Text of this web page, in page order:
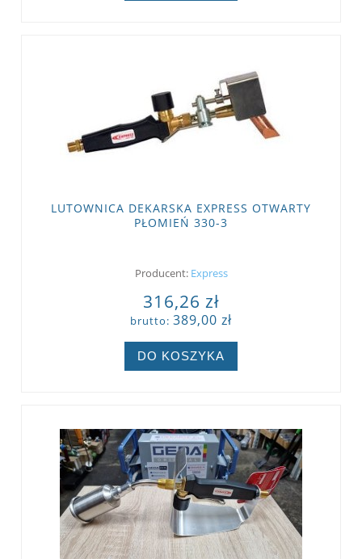
LUTOWNICA DEKARSKA EXPRESS OTWARTY
PŁOMIEŃ 330-3
Producent: Express
316,26 zł
brutto: 389,00 zł
DO KOSZYKA